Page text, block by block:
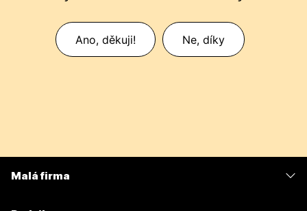
Ano, děkuji! Ne, díky
Malá firma